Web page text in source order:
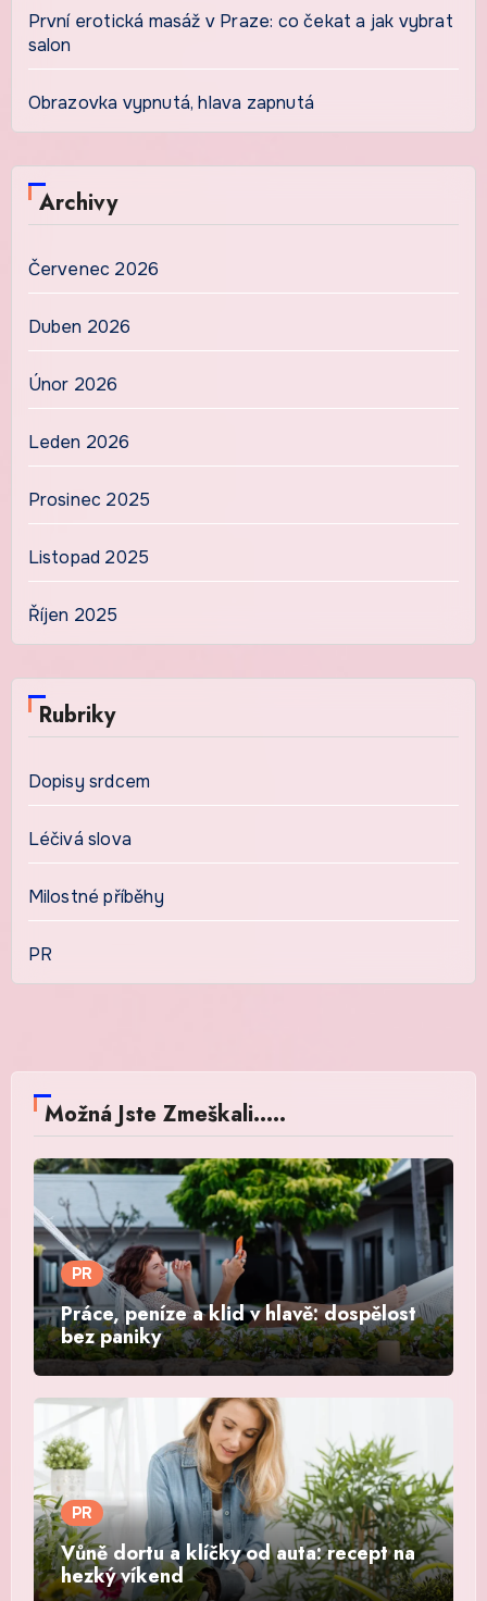
První erotická masáž v Praze: co čekat a jak vybrat
salon
Obrazovka vypnutá, hlava zapnutá
Archivy
Červenec 2026
Duben 2026
Únor 2026
Leden 2026
Prosinec 2025
Listopad 2025
Říjen 2025
Rubriky
Dopisy srdcem
Léčivá slova
Milostné příběhy
PR
Možná Jste Zmeškali.....
PR
Práce, peníze a klid v hlavě: dospělost
bez paniky
PR
Vůně dortu a klíčky od auta: recept na
hezký víkend